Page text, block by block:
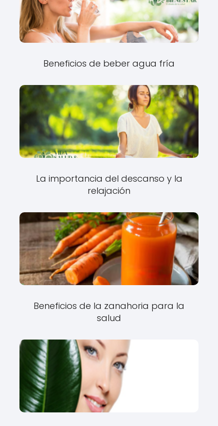
Beneficios de beber agua fría
La importancia del descanso y la
relajación
Beneficios de la zanahoria para la
salud